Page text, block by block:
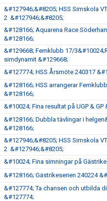
&#127946;&#8205; HSS Simskola
2 &#127946;&#8205;
&#128166; Aquarena Race
&#128166;
&#129668; Femklubb 17/
simdynamit &#129668;
&#127774; HSS Årsmöte 240317
&#128166; HSS arrangerar
&#128166;
&#10024; Fina resultat på UGP & GP
&#128166; Dubbla tävlingar i
&#128166;
&#127946;&#8205; HSS Simskola
2 &#127946;&#8205;
&#10024; Fina simningar på
&#128166; Gästrikeserien 240224
&#127774; Ta chansen och utbilda
&#127774;